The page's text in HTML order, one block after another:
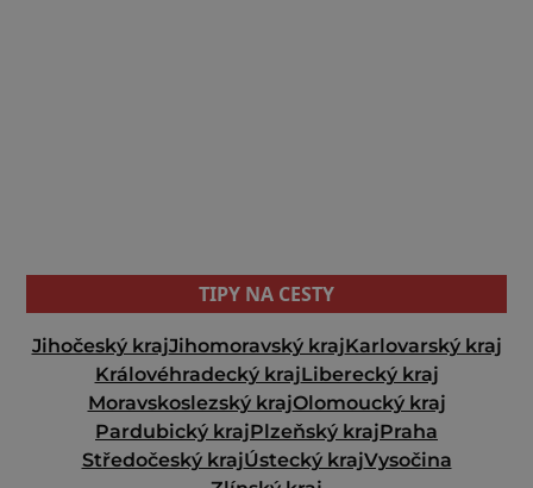
TIPY NA CESTY
Jihočeský krajJihomoravský krajKarlovarský kraj
Královéhradecký krajLiberecký kraj
Moravskoslezský krajOlomoucký kraj
Pardubický krajPlzeňský krajPraha
Středočeský krajÚstecký krajVysočina